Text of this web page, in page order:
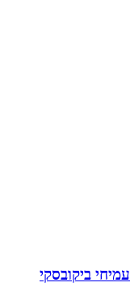
עמיחי ביקובסקי